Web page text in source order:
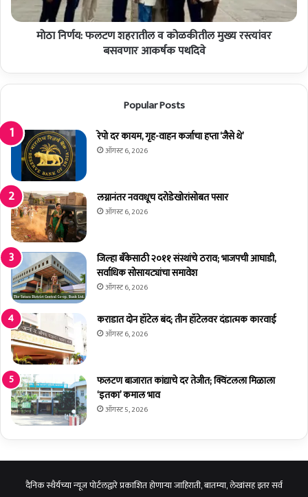
:
स
र
ण
जि
सिं
ह
ट
रा
व
को
ळ
ती
ल
मु
ख्य
र
स्त्यां
व
र
ब
स
व
णा
र
आ
क
र्ष
क
प
थ
मोठा निर्णय: फलटण शहरातील व कोळकीतील मुख्य रस्त्यांवर
बसवणार आकर्षक पथदिवे
Popular Posts
रेपो दर कायम, गृह-वाहन कर्जाचा हप्ता ‘जैसे थे’
ऑगस्ट 6, 2026
लग्नानंतर नववधूच दरोडेखोरांसोबत पसार
ऑगस्ट 6, 2026
जिल्हा बँकेसाठी २०११ संस्थांचे ठराव; भाजपची आघाडी,
सर्वाधिक सोसायट्यांचा समावेश
ऑगस्ट 6, 2026
कराडात दोन हॉटेल बंद; तीन हॉटेलवर दंडात्मक कारवाई
ऑगस्ट 6, 2026
फलटण बाजारात कांद्याचे दर तेजीत; क्विंटलला मिळाला
‘इतका’ कमाल भाव
ऑगस्ट 5, 2026
दैनिक स्थैर्यच्या न्यूज पोर्टलद्वारे प्रकाशित होणाऱ्या जाहिराती, बातम्या, लेखांसह इतर सर्व